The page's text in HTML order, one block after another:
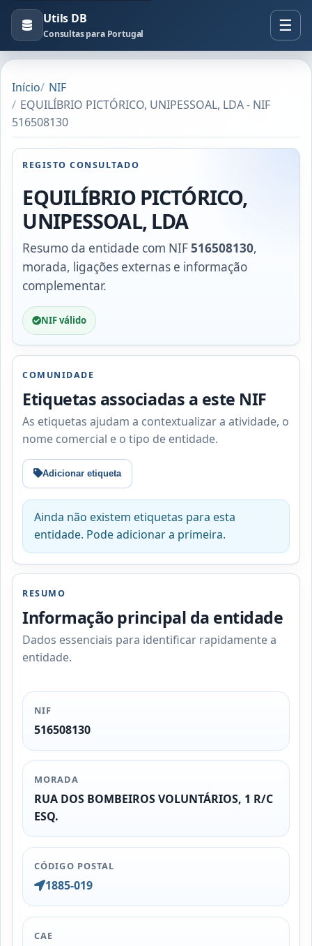
Utils DB
Consultas para Portugal
Início
NIF
EQUILÍBRIO PICTÓRICO, UNIPESSOAL, LDA - NIF
516508130
REGISTO CONSULTADO
EQUILÍBRIO PICTÓRICO,
UNIPESSOAL, LDA
Resumo da entidade com NIF516508130,
morada, ligações externas e informação
complementar.
NIF válido
COMUNIDADE
Etiquetas associadas a este NIF
As etiquetas ajudam a contextualizar a atividade, o
nome comercial e o tipo de entidade.
Adicionar etiqueta
Ainda não existem etiquetas para esta
entidade. Pode adicionar a primeira.
RESUMO
Informação principal da entidade
Dados essenciais para identificar rapidamente a
entidade.
NIF
516508130
MORADA
RUA DOS BOMBEIROS VOLUNTÁRIOS, 1 R/C
ESQ.
CÓDIGO POSTAL
1885-019
CAE